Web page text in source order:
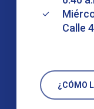
Calle
¿CÓMO